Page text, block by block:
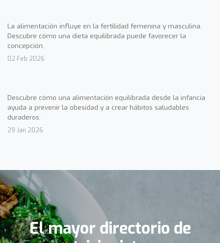
La alimentación influye en la fertilidad femenina y masculina.
Descubre cómo una dieta equilibrada puede favorecer la
concepción.
02 Feb 2026
Descubre cómo una alimentación equilibrada desde la infancia
ayuda a prevenir la obesidad y a crear hábitos saludables
duraderos.
29 Jan 2026
El mayor directorio de